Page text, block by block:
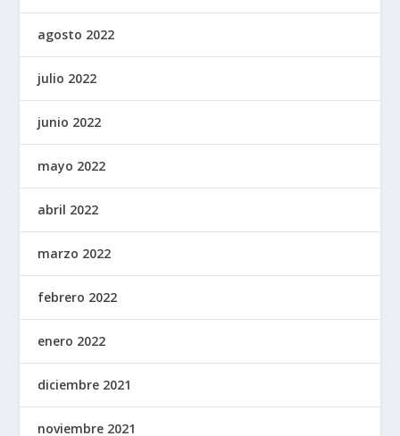
agosto 2022
julio 2022
junio 2022
mayo 2022
abril 2022
marzo 2022
febrero 2022
enero 2022
diciembre 2021
noviembre 2021